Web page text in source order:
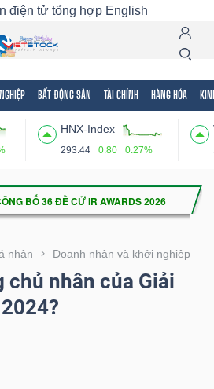
điện tử tổng hợp English
BẤT ĐỘNG SẢN TÀI CHÍNH HÀNG HÓA
HNX-Index
293.44 0.80 0.27%
nhân Doanh nhân và khởi nghiệp
chủ nhân của Giải
Ngành Mã chứng khoán